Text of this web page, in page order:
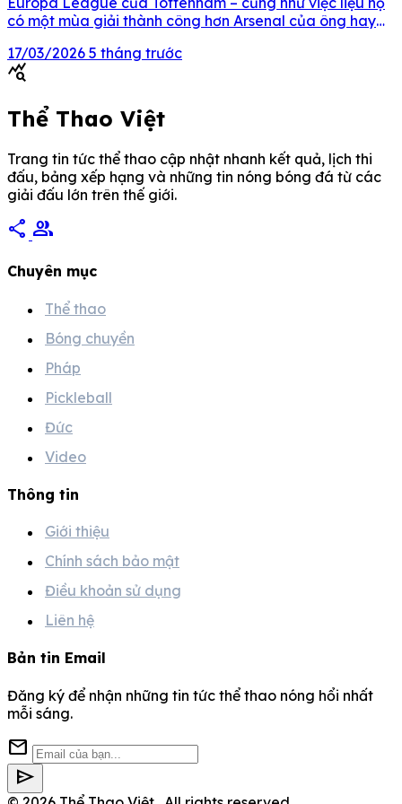
có một mùa giải thành công hơn Arsenal của ông hay
0 trong trận chung kết vào đêm qua để giành danh hiệu
[…]
17/03/2026 5 tháng trước
query_stats
Thể Thao Việt
Trang tin tức thể thao cập nhật nhanh kết quả, lịch thi
đấu, bảng xếp hạng và những tin nóng bóng đá từ các
giải đấu lớn trên thế giới.
share group
Chuyên mục
Thể thao
Bóng chuyền
Pháp
Pickleball
Đức
Video
Thông tin
Giới thiệu
Chính sách bảo mật
Điều khoản sử dụng
Liên hệ
Bản tin Email
Đăng ký để nhận những tin tức thể thao nóng hổi nhất
mỗi sáng.
mail
send